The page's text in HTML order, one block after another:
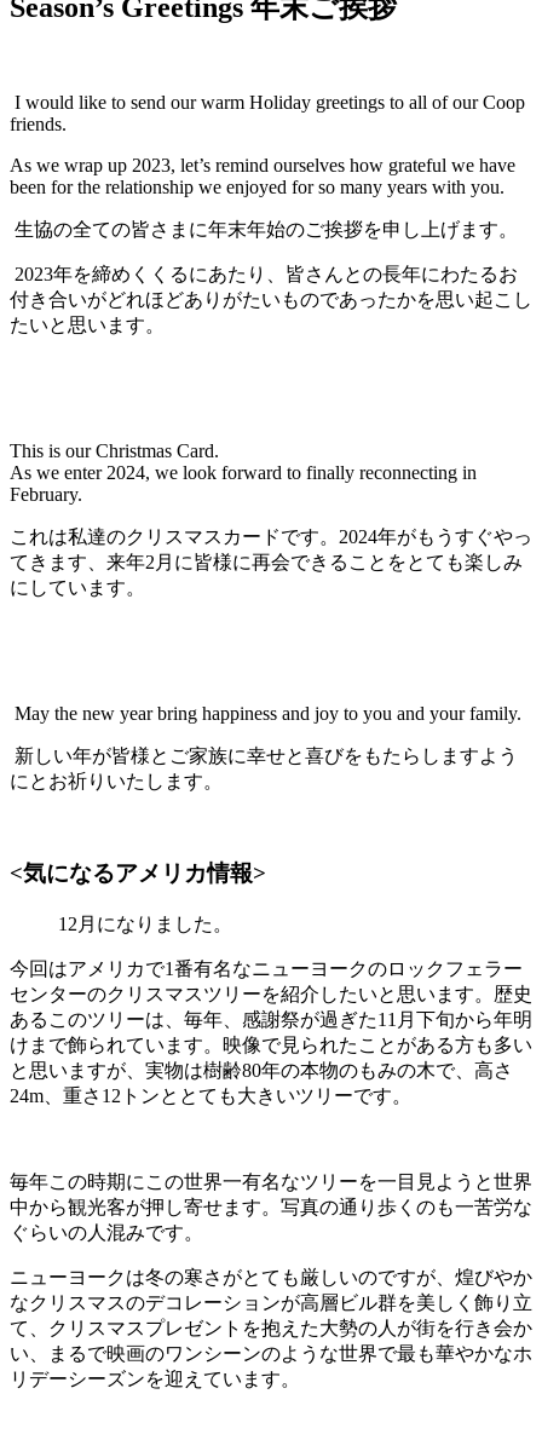
Season’s Greetings 年末ご挨拶
I would like to send our warm Holiday greetings to all of our Coop
friends.
As we wrap up 2023, let’s remind ourselves how grateful we have
been for the relationship we enjoyed for so many years with you.
生協の全ての皆さまに年末年始のご挨拶を申し上げます。
2023年を締めくくるにあたり、皆さんとの長年にわたるお
付き合いがどれほどありがたいものであったかを思い起こし
たいと思います。
This is our Christmas Card.
As we enter 2024, we look forward to finally reconnecting in
February.
これは私達のクリスマスカードです。2024年がもうすぐやっ
てきます、来年2月に皆様に再会できることをとても楽しみ
にしています。
May the new year bring happiness and joy to you and your family.
新しい年が皆様とご家族に幸せと喜びをもたらしますよう
にとお祈りいたします。
<気になるアメリカ情報>
12月になりました。
今回はアメリカで1番有名なニューヨークのロックフェラー
センターのクリスマスツリーを紹介したいと思います。歴史
あるこのツリーは、毎年、感謝祭が過ぎた11月下旬から年明
けまで飾られています。映像で見られたことがある方も多い
と思いますが、実物は樹齢80年の本物のもみの木で、高さ
24m、重さ12トンととても大きいツリーです。
毎年この時期にこの世界一有名なツリーを一目見ようと世界
中から観光客が押し寄せます。写真の通り歩くのも一苦労な
ぐらいの人混みです。
ニューヨークは冬の寒さがとても厳しいのですが、煌びやか
なクリスマスのデコレーションが高層ビル群を美しく飾り立
て、クリスマスプレゼントを抱えた大勢の人が街を行き会か
い、まるで映画のワンシーンのような世界で最も華やかなホ
リデーシーズンを迎えています。